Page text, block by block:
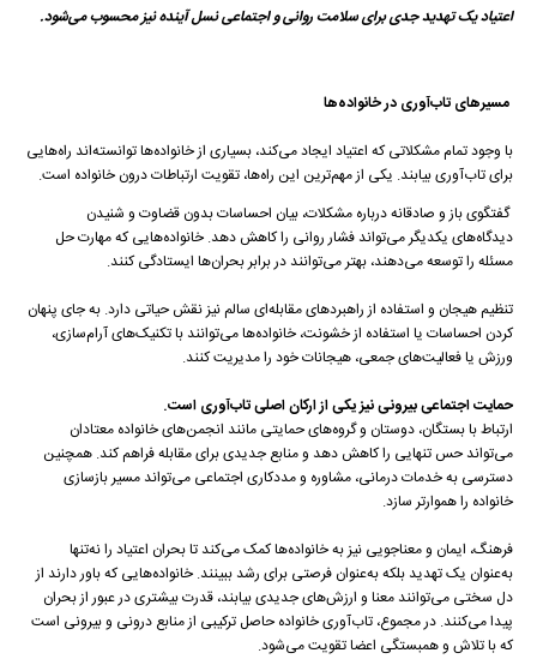
اعتیاد یک تهدید جدی برای سلامت روانی و اجتماعی نسل آینده نیز محسوب می‌شود.
مسیرهای تاب‌آوری در خانواده‌ها
با وجود تمام مشکلاتی که اعتیاد ایجاد می‌کند، بسیاری از خانواده‌ها توانسته‌اند راه‌هایی
برای تاب‌آوری بیابند. یکی از مهم‌ترین این راه‌ها، تقویت ارتباطات درون خانواده است.
گفتگوی باز و صادقانه درباره مشکلات، بیان احساسات بدون قضاوت و شنیدن
دیدگاه‌های یکدیگر می‌تواند فشار روانی را کاهش دهد. خانواده‌هایی که مهارت حل
مسئله را توسعه می‌دهند، بهتر می‌توانند در برابر بحران‌ها ایستادگی کنند.
تنظیم هیجان و استفاده از راهبردهای مقابله‌ای سالم نیز نقش حیاتی دارد. به جای پنهان
کردن احساسات یا استفاده از خشونت، خانواده‌ها می‌توانند با تکنیک‌های آرام‌سازی،
ورزش یا فعالیت‌های جمعی، هیجانات خود را مدیریت کنند.
حمایت اجتماعی بیرونی نیز یکی از ارکان اصلی تاب‌آوری است.
ارتباط با بستگان، دوستان و گروه‌های حمایتی مانند انجمن‌های خانواده معتادان
می‌تواند حس تنهایی را کاهش دهد و منابع جدیدی برای مقابله فراهم کند. همچنین
دسترسی به خدمات درمانی، مشاوره و مددکاری اجتماعی می‌تواند مسیر بازسازی
خانواده را هموارتر سازد.
فرهنگ، ایمان و معناجویی نیز به خانواده‌ها کمک می‌کند تا بحران اعتیاد را نه‌تنها
به‌عنوان یک تهدید بلکه به‌عنوان فرصتی برای رشد ببینند. خانواده‌هایی که باور دارند از
دل سختی می‌توانند معنا و ارزش‌های جدیدی بیابند، قدرت بیشتری در عبور از بحران
پیدا می‌کنند. در مجموع، تاب‌آوری خانواده حاصل ترکیبی از منابع درونی و بیرونی است
که با تلاش و همبستگی اعضا تقویت می‌شود.